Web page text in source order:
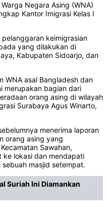
Negara Asing (WNA)
Kantor Imigrasi Kelas I
keimigrasian
yang dilakukan di
Kabupaten Sidoarjo, dan
WNA asal Bangladesh dan
merupakan bagian dari
orang asing di wilayah
Surabaya Agus Winarto,
menerima laporan
orang asing yang
Sawahan,
ke lokasi dan mendapati
masjid setempat.
Suriah Ini Diamankan